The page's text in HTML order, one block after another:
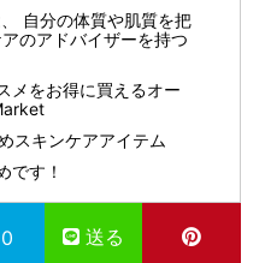
自分の体質や肌質を把
のアドバイザーを持つ
メをお得に買えるオー
スキンケアアイテム
です！
0 送る